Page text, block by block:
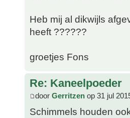
Heb mij al dikwijls
heeft ??????
groetjes Fons
Re: Kaneelpoeder
door Gerritzen op 31 jul
Schimmels houden